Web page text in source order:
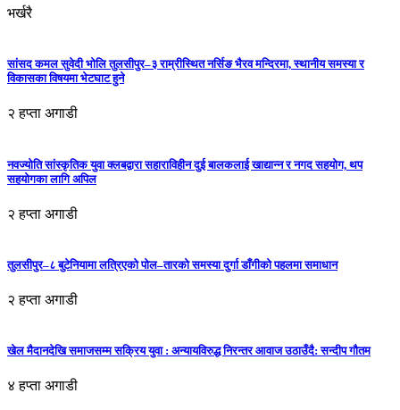
भर्खरै
सांसद कमल सुवेदी भोलि तुलसीपुर–३ राम्रीस्थित नर्सिङ भैरव मन्दिरमा, स्थानीय समस्या र
विकासका विषयमा भेटघाट हुने
२ हप्ता अगाडी
नवज्योति सांस्कृतिक युवा क्लबद्वारा सहाराविहीन दुई बालकलाई खाद्यान्न र नगद सहयोग, थप
सहयोगका लागि अपिल
२ हप्ता अगाडी
तुलसीपुर–८ बुटेनियामा लत्रिएको पोल–तारको समस्या दुर्गा डाँगीको पहलमा समाधान
२ हप्ता अगाडी
खेल मैदानदेखि समाजसम्म सक्रिय युवा : अन्यायविरुद्ध निरन्तर आवाज उठाउँदै: सन्दीप गौतम
४ हप्ता अगाडी